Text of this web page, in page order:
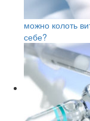
можно колоть
себе?